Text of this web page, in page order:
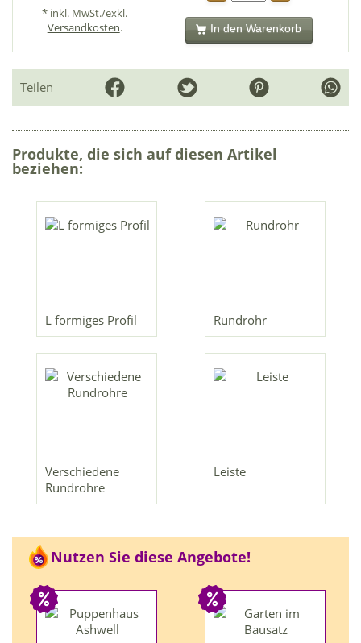
* inkl. MwSt./exkl.
Versandkosten. In den Warenkorb
Teilen
Produkte, die sich auf diesen Artikel
beziehen:
L förmiges Profil Rundrohr
Verschiedene
Rundrohre
Leiste
Nutzen Sie diese Angebote!